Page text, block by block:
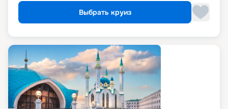
Выбрать круиз